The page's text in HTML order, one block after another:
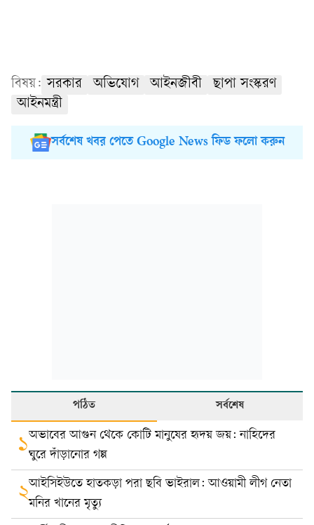
বিষয়: সরকার অভিযোগ আইনজীবী
ছাপা সংস্করণ
আইনমন্ত্রী
সর্বশেষ খবর পেতে Google News ফিড ফলো করুন
পঠিত সর্বশেষ
১অভাবের আগুন থেকে কোটি মানুষের হৃদয় জয়: নাহিদের
ঘুরে দাঁড়ানোর গল্প
২আইসিইউতে হাতকড়া পরা ছবি ভাইরাল: আওয়ামী লীগ নেতা
মনির খানের মৃত্যু